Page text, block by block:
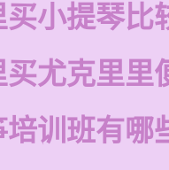
小提琴比
尤克里里
训班有哪